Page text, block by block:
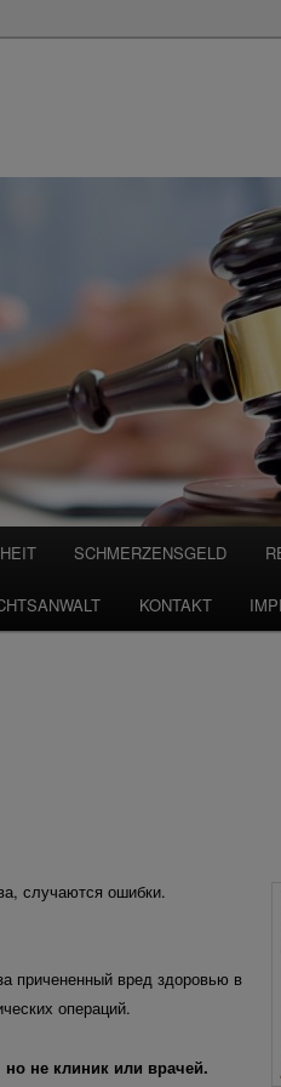
SCHMERZENSGELD
KONTAKT
случаются ошибки.
причененный вред здоровью в
операций.
не клиник или врачей.